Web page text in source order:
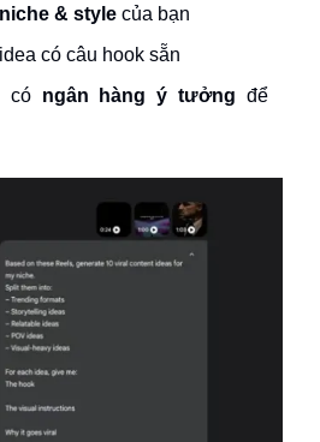
niche & style của bạn
có câu hook sẵn
có ngân hàng ý tưởng để